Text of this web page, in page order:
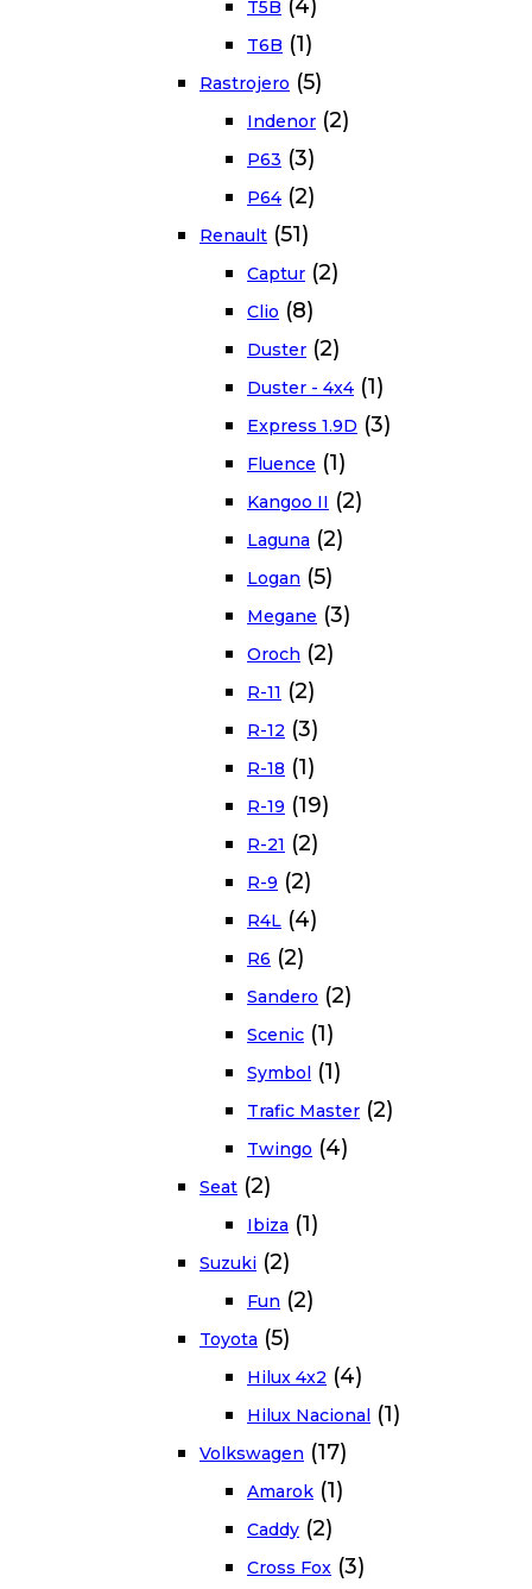
T5B (4)
T6B (1)
Rastrojero (5)
Indenor (2)
P63 (3)
P64 (2)
Renault (51)
Captur (2)
Clio (8)
Duster (2)
Duster - 4x4 (1)
Express 1.9D (3)
Fluence (1)
Kangoo II (2)
Laguna (2)
Logan (5)
Megane (3)
Oroch (2)
R-11 (2)
R-12 (3)
R-18 (1)
R-19 (19)
R-21 (2)
R-9 (2)
R4L (4)
R6 (2)
Sandero (2)
Scenic (1)
Symbol (1)
Trafic Master (2)
Twingo (4)
Seat (2)
Ibiza (1)
Suzuki (2)
Fun (2)
Toyota (5)
Hilux 4x2 (4)
Hilux Nacional (1)
Volkswagen (17)
Amarok (1)
Caddy (2)
Cross Fox (3)